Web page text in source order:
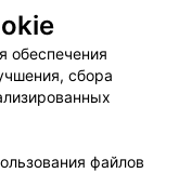
обеспечения
сбора
файлов